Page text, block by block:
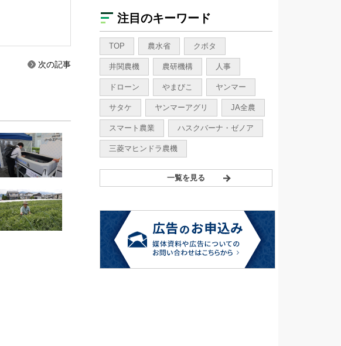
次の記事
注目のキーワード
TOP 農水省 クボタ
井関農機 農研機構 人事
ドローン やまびこ ヤンマー
サタケ ヤンマーアグリ JA全農
スマート農業 ハスクバーナ・ゼノア
三菱マヒンドラ農機
一覧を見る